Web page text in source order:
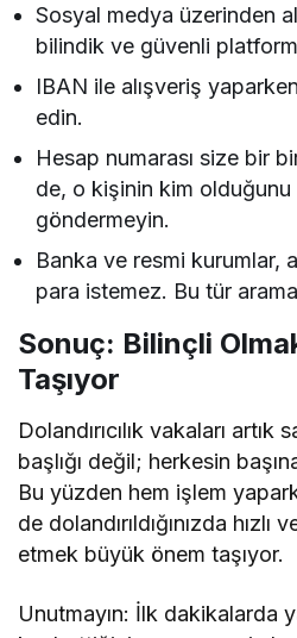
Sosyal medya üzerinden
bilindik ve güvenli
IBAN ile alışveriş
edin.
Hesap numarası size bir
de, o kişinin kim olduğunu
göndermeyin.
Banka ve resmi kurumlar,
para istemez. Bu tür
Sonuç: Bilinçli
Taşıyor
Dolandırıcılık vakaları
başlığı değil; herkesin
Bu yüzden hem işlem
de dolandırıldığınızda
etmek büyük önem taşıyor.
Unutmayın: İlk dakikalarda